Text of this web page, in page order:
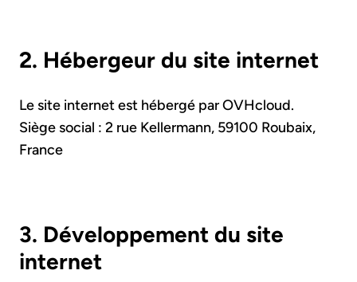
2. Hébergeur du site internet
Le site internet est hébergé par OVHcloud.
Siège social : 2 rue Kellermann, 59100 Roubaix,
France
3. Développement du site
internet